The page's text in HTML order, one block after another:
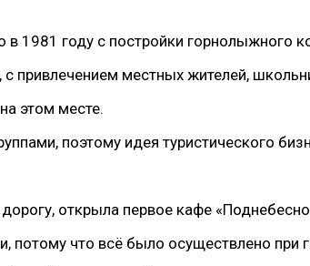
1981 году с постройки горнолыжного
привлечением местных жителей,
этом месте.
поэтому идея туристического
открыла первое кафе
потому что всё было осуществлено при